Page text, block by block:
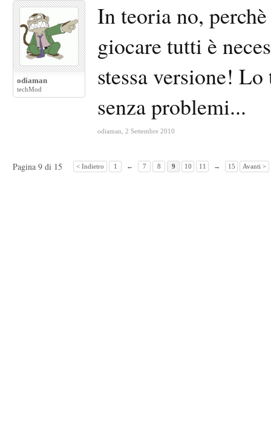
odiaman
techMod
In teoria no,
giocare tutti è
stessa versione!
senza problemi...
odiaman 2 Settembre 2010
Pagina 9 di 15 < Indietro 1 ← 7 8 9 10 11 → 15 Avanti >